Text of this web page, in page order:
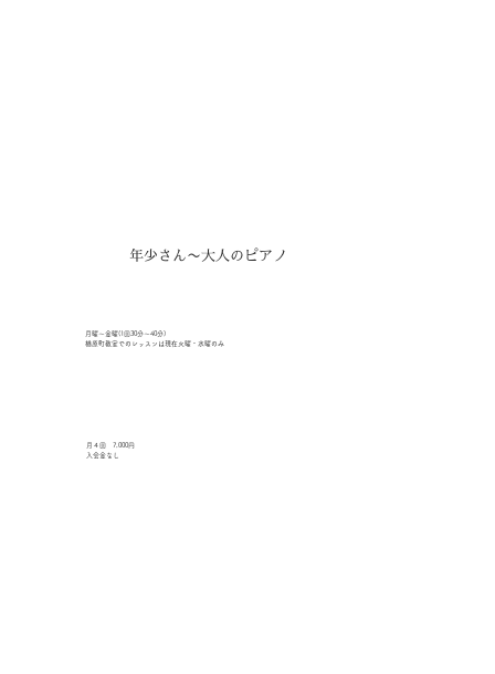
年少さん〜大人のピアノ
月曜〜金曜(1回30分〜40分)
楢原町教室でのレッスンは現在火曜・水曜のみ
月４回 7,000円
入会金なし